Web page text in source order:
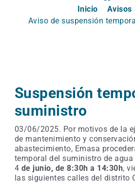
Inicio
Avisos
Aviso de suspensión
Suspensión
suministro
03/06/2025. Por motivos de la
de mantenimiento y
abastecimiento, Emasa
temporal del suministro de
4 de junio, de 8:30h a 14:30h,
las siguientes calles del distrito